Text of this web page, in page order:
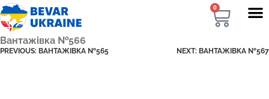
0
Вантажівка №566
PREVIOUS: ВАНТАЖІВКА №565 NEXT: ВАНТАЖІВКА №567